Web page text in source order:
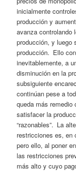
inicialmente
producción y
avanza controlando
producción, y luego
producción. Ello
inevitablemente, a
disminución en la
subsiguiente
continúan pese a
queda más remedio
satisfacer la
“razonables”. La
restricciones es, en
pero ello, al poner
las restricciones
más alto y cuyo